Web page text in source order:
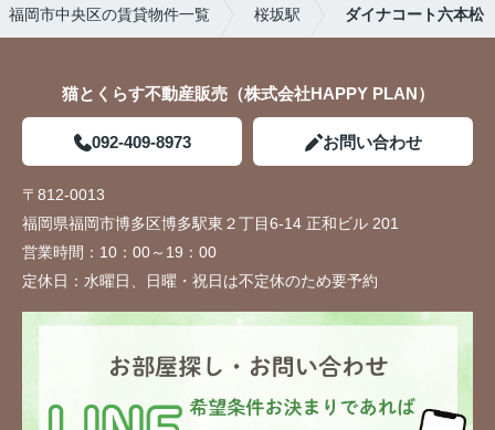
福岡市中央区の賃貸物件一覧 桜坂駅 ダイナコート六本松
猫とくらす不動産販売（株式会社HAPPY PLAN）
092-409-8973 お問い合わせ
〒812-0013
福岡県福岡市博多区博多駅東２丁目6-14 正和ビル 201
営業時間： 10：00～19：00
定休日： 水曜日、日曜・祝日は不定休のため要予約